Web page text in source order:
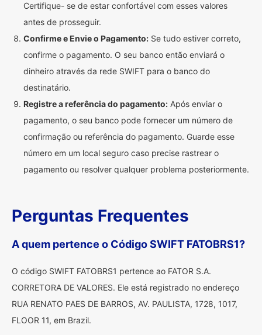
Certifique- se de estar confortável com esses valores
antes de prosseguir.
Confirme e Envie o Pagamento: Se tudo estiver correto,
confirme o pagamento. O seu banco então enviará o
dinheiro através da rede SWIFT para o banco do
destinatário.
Registre a referência do pagamento: Após enviar o
pagamento, o seu banco pode fornecer um número de
confirmação ou referência do pagamento. Guarde esse
número em um local seguro caso precise rastrear o
pagamento ou resolver qualquer problema posteriormente.
Perguntas Frequentes
A quem pertence o Código SWIFT FATOBRS1?
O código SWIFT FATOBRS1 pertence ao FATOR S.A.
CORRETORA DE VALORES. Ele está registrado no endereço
RUA RENATO PAES DE BARROS, AV. PAULISTA, 1728, 1017,
FLOOR 11, em Brazil.